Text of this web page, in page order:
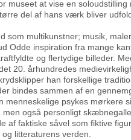
museet at vise en soloudstilling
del af hans værk bliver
som multikunstner; musik,
Odde inspiration fra mange
og flertydige billeder.
20. århundredes
han forskellige
bindes sammen af en
menneskelige psykes mørkere
men også personligt
af faktiske såvel som fiktive
litteraturens verden.